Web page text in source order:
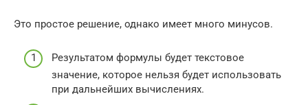
Это простое решение, однако имеет много минусов.
Результатом формулы будет текстовое
значение, которое нельзя будет использовать
при дальнейших вычислениях.